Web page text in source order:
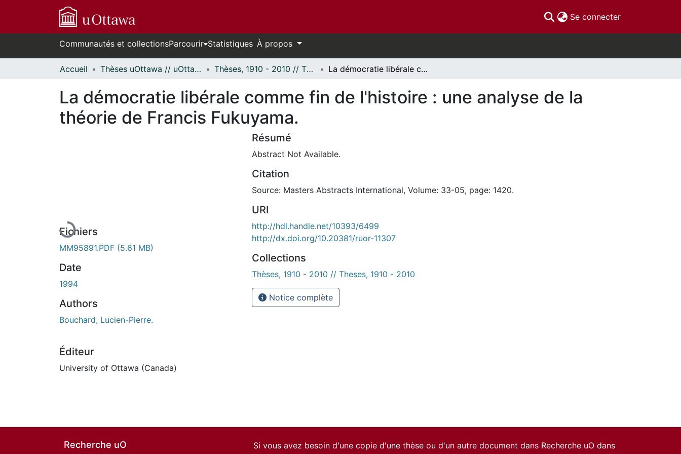
Se connecter(current)
Communautés et collectionsParcourir Statistiques À propos
Accueil Thèses uOttawa // uOttawa Theses Thèses, 1910 - 2010 // Theses, 1910 - 2010 La démocratie libérale comme fin de l'histoire : une analyse de la théorie de Francis Fukuyama.
La démocratie libérale comme fin de l'histoire : une analyse de la
théorie de Francis Fukuyama.
Fichiers
MM95891.PDF (5.61 MB)
Date
1994
Authors
Bouchard, Lucien-Pierre.
Éditeur
University of Ottawa (Canada)
Résumé
Abstract Not Available.
Citation
Source: Masters Abstracts International, Volume: 33-05, page: 1420.
URI
http://hdl.handle.net/10393/6499
http://dx.doi.org/10.20381/ruor-11307
Collections
Thèses, 1910 - 2010 // Theses, 1910 - 2010
Notice complète
Recherche uO
Si vous avez besoin d'une copie d'une thèse ou d'un autre document dans Recherche uO dans